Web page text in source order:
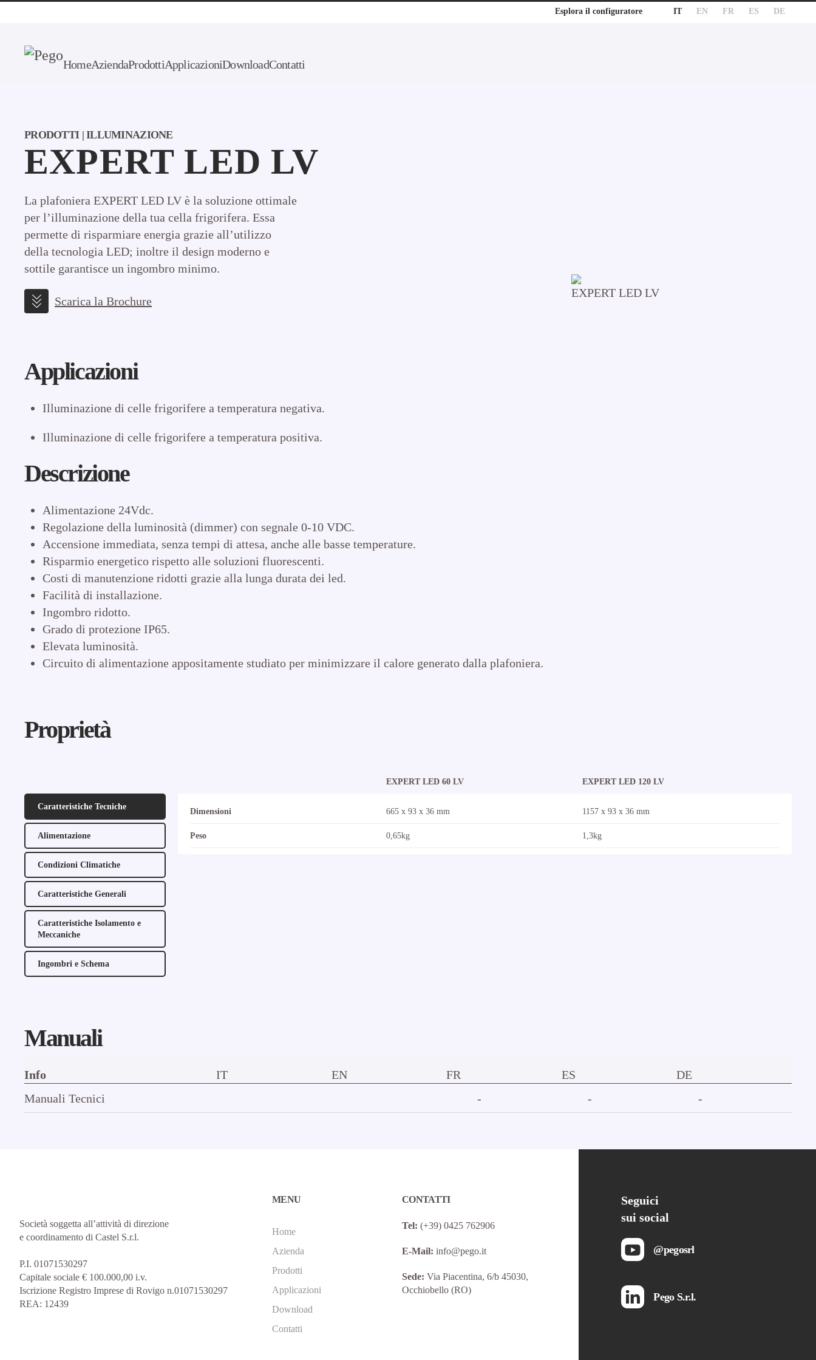
Esplora il configuratore IT EN FR ES DE
HomeAziendaProdottiApplicazioniDownloadContatti
PRODOTTI | ILLUMINAZIONE
EXPERT LED LV
La plafoniera EXPERT LED LV è la soluzione ottimale
per l’illuminazione della tua cella frigorifera. Essa
permette di risparmiare energia grazie all’utilizzo
della tecnologia LED; inoltre il design moderno e
sottile garantisce un ingombro minimo.
Scarica la Brochure
Applicazioni
Illuminazione di celle frigorifere a temperatura negativa.
Illuminazione di celle frigorifere a temperatura positiva.
Descrizione
Alimentazione 24Vdc.
Regolazione della luminosità (dimmer) con segnale 0-10 VDC.
Accensione immediata, senza tempi di attesa, anche alle basse temperature.
Risparmio energetico rispetto alle soluzioni fluorescenti.
Costi di manutenzione ridotti grazie alla lunga durata dei led.
Facilità di installazione.
Ingombro ridotto.
Grado di protezione IP65.
Elevata luminosità.
Circuito di alimentazione appositamente studiato per minimizzare il calore generato dalla plafoniera.
Proprietà
EXPERT LED 60 LV EXPERT LED 120 LV
Dimensioni 665 x 93 x 36 mm 1157 x 93 x 36 mm
Peso 0,65kg 1,3kg
Caratteristiche Tecniche
Alimentazione
Condizioni Climatiche
Caratteristiche Generali
Caratteristiche Isolamento e
Meccaniche
Ingombri e Schema
Manuali
Info IT EN FR ES
DE
Manuali Tecnici
- - -
Società soggetta all’attività di direzione
e coordinamento di Castel S.r.l.
P.I. 01071530297
Capitale sociale € 100.000,00 i.v.
Iscrizione Registro Imprese di Rovigo n.01071530297
REA: 12439
MENU
Home
Azienda
Prodotti
Applicazioni
Download
Contatti
CONTATTI
Tel: (+39) 0425 762906
E-Mail: info@pego.it
Sede: Via Piacentina, 6/b 45030,
Occhiobello (RO)
Seguici
sui social
@pegosrl
Pego S.r.l.